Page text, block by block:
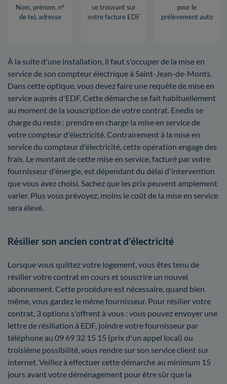
Nom, prénom, n°
de tel, adresse
se trouvant sur
votre facture EDF
pour le
prélèvement auto
À la suite d'une installation, il faut s'occuper de la mise en
service de son compteur électrique à Saint-Jean-de-Monts.
Dans cette optique, vous devez faire une requête de mise en
service auprès d'EDF. Cette démarche se fait habituellement
au moment de la souscription de votre contrat. Enedis se
charge du reste : prendre en charge la mise en service de
votre compteur d'électricité. Contrairement à la mise en
service du compteur d'électricité, cette opération engage des
frais. Le montant de cette mise en service, facturé par votre
fournisseur d'énergie, est dépendant du délai d'intervention
que vous avez choisi. Sachez que les prix peuvent amplement
varier. Plus vous prévoyez, moins le coût de la mise en service
sera élevé.
Résilier son ancien contrat d'électricité
Lorsque vous quittez votre logement, vous êtes tenu de
résilier votre contrat en cours et souscrire un nouvel
abonnement. Cette procédure est nécessaire, quand bien
même, vous gardez le même fournisseur. Pour résilier votre
contrat, 3 options s'offrent à vous : vous pouvez envoyer une
lettre de résiliation à EDF, joindre votre fournisseur par
téléphone au 09 69 32 15 15 (prix d'un appel local) ou
troisième possibilité, vous rendre sur son service client sur
internet. Veillez à effectuer cette démarche au minimum 15
jours avant votre déménagement pour être sûr que la